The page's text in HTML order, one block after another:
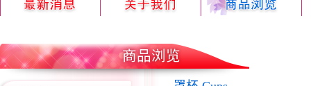
商品浏览